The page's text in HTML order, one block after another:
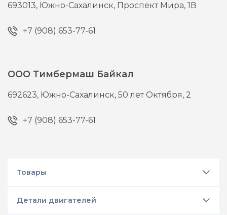
693013, Южно-Сахалинск, Проспект Мира, 1В
+7 (908) 653-77-61
ООО Тимбермаш Байкал
692623, Южно-Сахалинск,50 лет Октября, 2
+7 (908) 653-77-61
Товары
Детали двигателей